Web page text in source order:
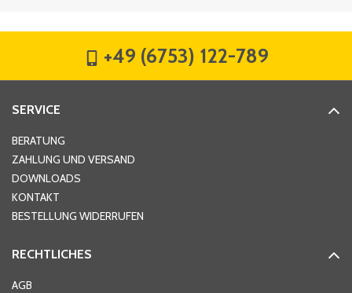
Hausnummer
Ort*
+49 (6753) 122-789
SERVICE
BERATUNG
ZAHLUNG UND VERSAND
DOWNLOADS
KONTAKT
BESTELLUNG WIDERRUFEN
RECHTLICHES
AGB